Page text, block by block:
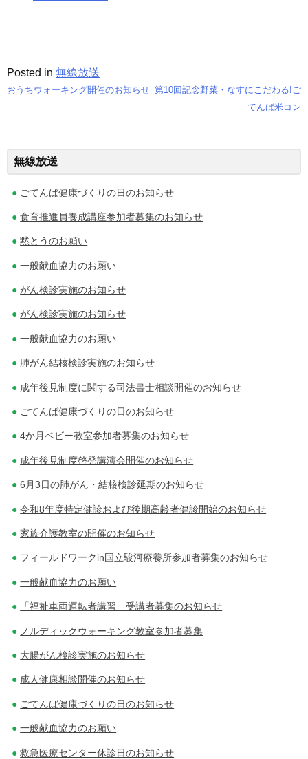
Posted in 無線放送
ナ
シ
ョ
ン
おうちウォーキング開催のお知らせ 第10回記念野菜・なすにこだわる!ご
てんば米コン
無線放送
ごてんば健康づくりの日のお知らせ
食育推進員養成講座参加者募集のお知らせ
黙とうのお願い
一般献血協力のお願い
がん検診実施のお知らせ
がん検診実施のお知らせ
一般献血協力のお願い
肺がん結核検診実施のお知らせ
成年後見制度に関する司法書士相談開催のお知らせ
ごてんば健康づくりの日のお知らせ
4か月ベビー教室参加者募集のお知らせ
成年後見制度啓発講演会開催のお知らせ
6月3日の肺がん・結核検診延期のお知らせ
令和8年度特定健診および後期高齢者健診開始のお知らせ
家族介護教室の開催のお知らせ
フィールドワークin国立駿河療養所参加者募集のお知らせ
一般献血協力のお願い
「福祉車両運転者講習」受講者募集のお知らせ
ノルディックウォーキング教室参加者募集
大腸がん検診実施のお知らせ
成人健康相談開催のお知らせ
ごてんば健康づくりの日のお知らせ
一般献血協力のお願い
救急医療センター休診日のお知らせ